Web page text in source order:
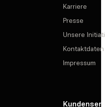
Karriere
Presse
Unsere
Kontaktdaten
Impressum